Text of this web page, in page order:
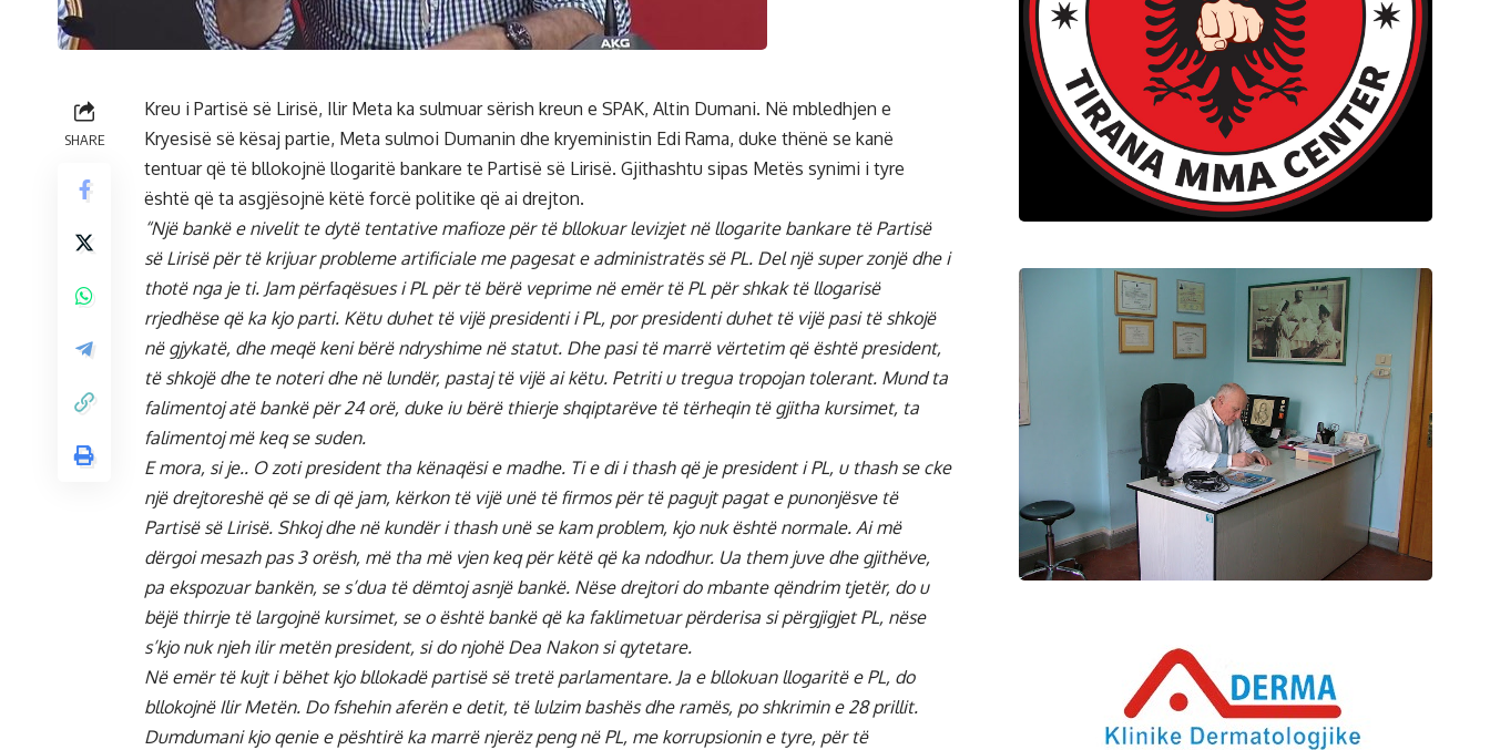
SHARE
Kreu i Partisë së Lirisë, Ilir Meta ka sulmuar sërish kreun e SPAK, Altin Dumani. Në mbledhjen e
Kryesisë së kësaj partie, Meta sulmoi Dumanin dhe kryeministin Edi Rama, duke thënë se kanë
tentuar që të bllokojnë llogaritë bankare te Partisë së Lirisë. Gjithashtu sipas Metës synimi i tyre
është që ta asgjësojnë këtë forcë politike që ai drejton.
“Një bankë e nivelit te dytë tentative mafioze për të bllokuar levizjet në llogarite bankare të Partisë
së Lirisë për të krijuar probleme artificiale me pagesat e administratës së PL. Del një super zonjë dhe i
thotë nga je ti. Jam përfaqësues i PL për të bërë veprime në emër të PL për shkak të llogarisë
rrjedhëse që ka kjo parti. Këtu duhet të vijë presidenti i PL, por presidenti duhet të vijë pasi të shkojë
në gjykatë, dhe meqë keni bërë ndryshime në statut. Dhe pasi të marrë vërtetim që është president,
të shkojë dhe te noteri dhe në lundër, pastaj të vijë ai këtu. Petriti u tregua tropojan tolerant. Mund ta
falimentoj atë bankë për 24 orë, duke iu bërë thierje shqiptarëve të tërheqin të gjitha kursimet, ta
falimentoj më keq se suden.
E mora, si je.. O zoti president tha kënaqësi e madhe. Ti e di i thash që je president i PL, u thash se cke
një drejtoreshë që se di që jam, kërkon të vijë unë të firmos për të pagujt pagat e punonjësve të
Partisë së Lirisë. Shkoj dhe në kundër i thash unë se kam problem, kjo nuk është normale. Ai më
dërgoi mesazh pas 3 orësh, më tha më vjen keq për këtë që ka ndodhur. Ua them juve dhe gjithëve,
pa ekspozuar bankën, se s’dua të dëmtoj asnjë bankë. Nëse drejtori do mbante qëndrim tjetër, do u
bëjë thirrje të largojnë kursimet, se o është bankë që ka faklimetuar përderisa si përgjigjet PL, nëse
s’kjo nuk njeh ilir metën president, si do njohë Dea Nakon si qytetare.
Në emër të kujt i bëhet kjo bllokadë partisë së tretë parlamentare. Ja e bllokuan llogaritë e PL, do
bllokojnë Ilir Metën. Do fshehin aferën e detit, të lulzim bashës dhe ramës, po shkrimin e 28 prillit.
Dumdumani kjo qenie e pështirë ka marrë njerëz peng në PL, me korrupsionin e tyre, për të